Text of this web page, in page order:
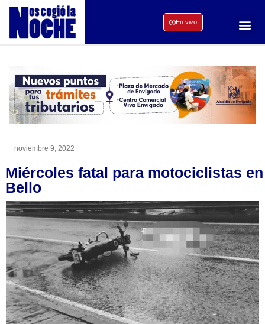
En vivo
noviembre 9, 2022
Miércoles fatal para motociclistas en
Bello